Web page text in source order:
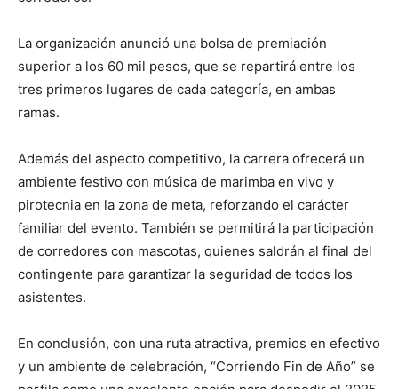
La organización anunció una bolsa de premiación
superior a los 60 mil pesos, que se repartirá entre los
tres primeros lugares de cada categoría, en ambas
ramas.
Además del aspecto competitivo, la carrera ofrecerá un
ambiente festivo con música de marimba en vivo y
pirotecnia en la zona de meta, reforzando el carácter
familiar del evento. También se permitirá la participación
de corredores con mascotas, quienes saldrán al final del
contingente para garantizar la seguridad de todos los
asistentes.
En conclusión, con una ruta atractiva, premios en efectivo
y un ambiente de celebración, “Corriendo Fin de Año” se